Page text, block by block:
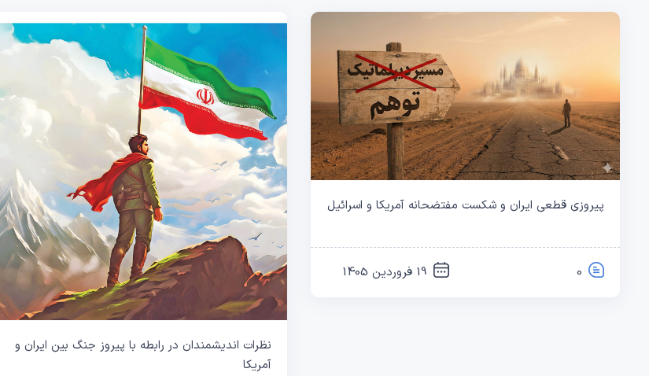
پیروزی قطعی ایران و شکست مفتضحانه آمریکا و اسرائیل
0 19 فروردین 1405
نظرات اندیشمندان در رابطه با پیروز جنگ بین ایران و
آمریکا